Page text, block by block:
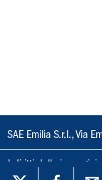
SAE Emilia S.r.l., Via
I diritti delle immagini